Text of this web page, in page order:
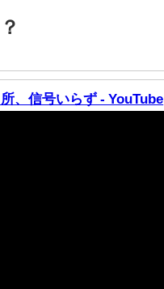
、信号いらず - YouTube